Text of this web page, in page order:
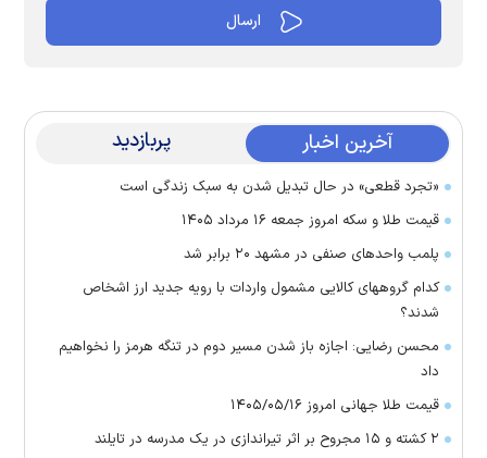
آخرین اخبار پربازدید
«تجرد قطعی» در حال تبدیل شدن به سبک زندگی است
قیمت طلا و سکه امروز جمعه ۱۶ مرداد ۱۴۰۵
پلمب واحدهای صنفی در مشهد ۲۰ برابر شد
کدام گروههای کالایی مشمول واردات با رویه جدید ارز اشخاص
شدند؟
محسن رضایی: اجازه باز شدن مسیر دوم در تنگه هرمز را نخواهیم
داد
قیمت طلا جهانی امروز ۱۴۰۵/۰۵/۱۶
۲ کشته و ۱۵ مجروح بر اثر تیراندازی در یک مدرسه در تایلند